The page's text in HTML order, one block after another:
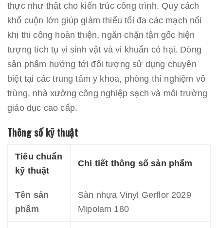
thực như thật cho kiến trúc công trình. Quy cách
khổ cuộn lớn giúp giảm thiểu tối đa các mạch nối
khi thi công hoàn thiện, ngăn chặn tận gốc hiện
tượng tích tụ vi sinh vật và vi khuẩn có hại. Dòng
sản phẩm hướng tới đối tượng sử dụng chuyên
biệt tại các trung tâm y khoa, phòng thí nghiệm vô
trùng, nhà xưởng công nghiệp sạch và môi trường
giáo dục cao cấp.
Thông số kỹ thuật
Tiêu chuẩn
kỹ thuật
Chi tiết thông số sản phẩm
Tên sản
phẩm
Sàn nhựa Vinyl Gerflor 2029
Mipolam 180